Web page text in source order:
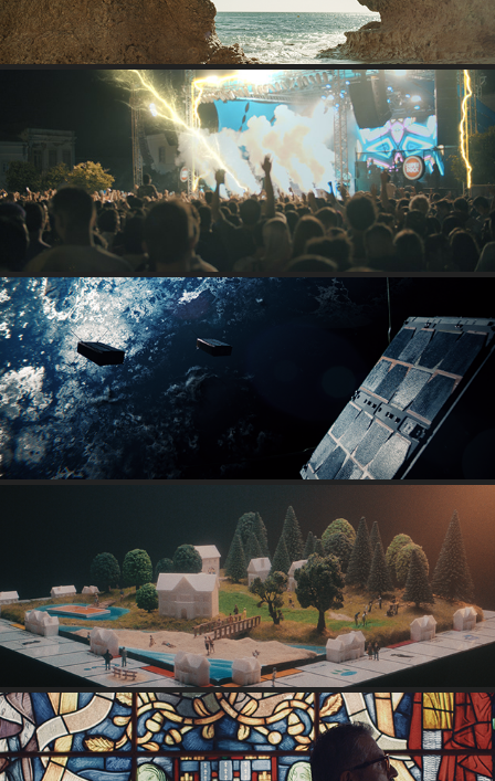
FESTIVAL F
UPGRADE
QDL 50 YEARS